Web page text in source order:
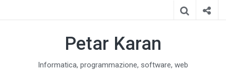
Petar Karan
Informatica, programmazione, software, web